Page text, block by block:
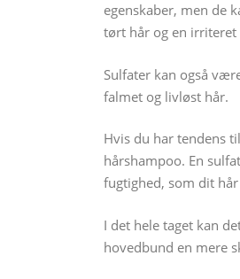
egenskaber, men de
tørt hår og en
Sulfater kan også
falmet og livløst hår.
Hvis du har tendens
hårshampoo. En
fugtighed, som dit
I det hele taget kan
hovedbund en mere